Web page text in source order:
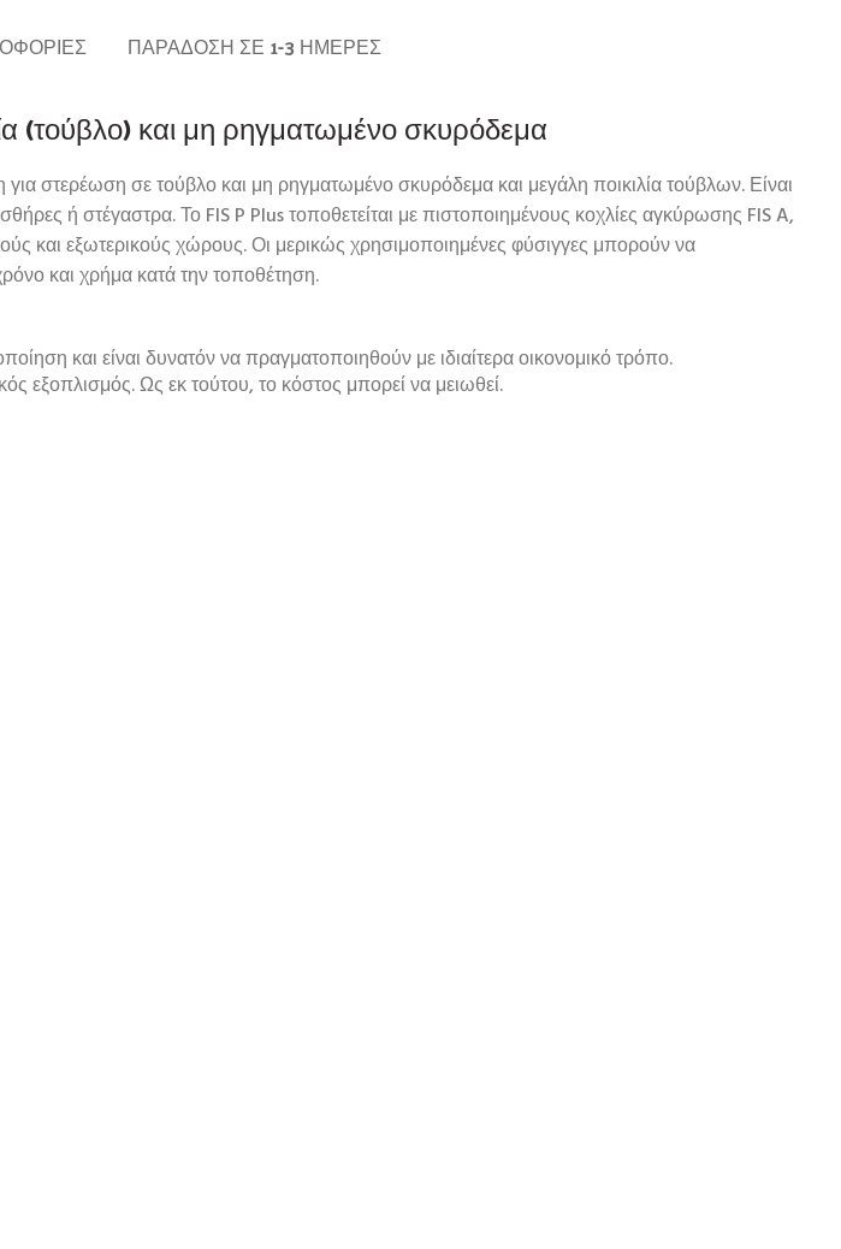
ΠΑΡΆΔΟΣΗ ΣΕ 1-3 ΗΜΈΡΕΣ
(τούβλο) και μη ρηγματωμένο σκυρόδεμα
στερέωση σε τούβλο και μη ρηγματωμένο σκυρόδεμα και μεγάλη ποικιλία τούβλων. Είναι
ή στέγαστρα. Το FIS P Plus τοποθετείται με πιστοποιημένους κοχλίες αγκύρωσης FIS A,
και εξωτερικούς χώρους. Οι μερικώς χρησιμοποιημένες φύσιγγες μπορούν να
και χρήμα κατά την τοποθέτηση.
και είναι δυνατόν να πραγματοποιηθούν με ιδιαίτερα οικονομικό τρόπο.
εξοπλισμός. Ως εκ τούτου, το κόστος μπορεί να μειωθεί.